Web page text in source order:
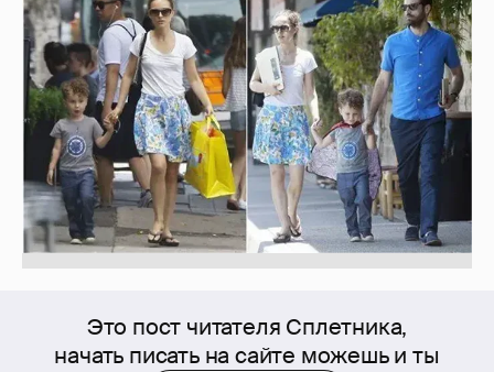
Это пост читателя Сплетника,
начать писать на сайте можешь и ты